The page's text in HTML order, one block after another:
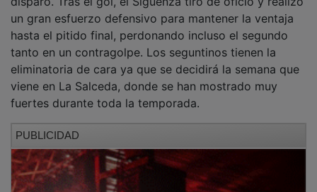
un gran esfuerzo defensivo para mantener la ventaja
hasta el pitido final, perdonando incluso el segundo
tanto en un contragolpe. Los seguntinos tienen la
eliminatoria de cara ya que se decidirá la semana que
viene en La Salceda, donde se han mostrado muy
fuertes durante toda la temporada.